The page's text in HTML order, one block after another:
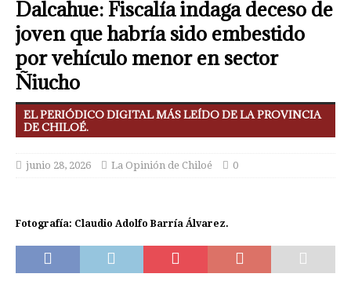
Dalcahue: Fiscalía indaga deceso de
joven que habría sido embestido
por vehículo menor en sector
Ñiucho
EL PERIÓDICO DIGITAL MÁS LEÍDO DE LA PROVINCIA
DE CHILOÉ.
junio 28, 2026 La Opinión de Chiloé 0
Fotografía: Claudio Adolfo Barría Álvarez.